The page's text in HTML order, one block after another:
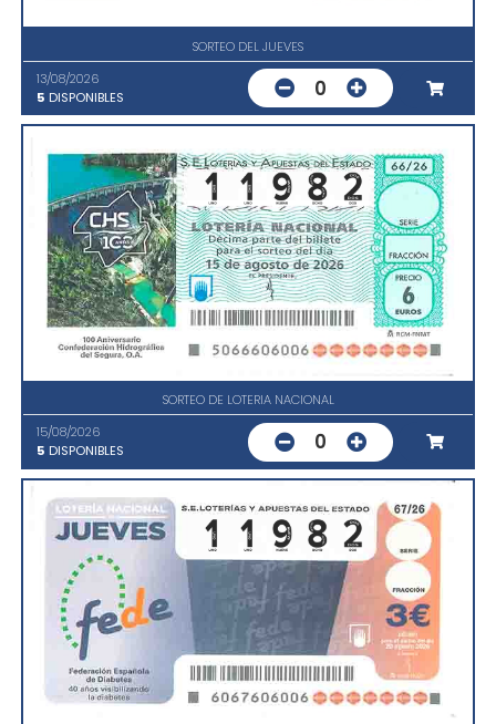
SORTEO DEL JUEVES
13/08/2026
5 DISPONIBLES 0
SORTEO DE LOTERIA NACIONAL
15/08/2026
5 DISPONIBLES 0